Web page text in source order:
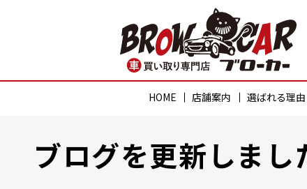
HOME 店舗案内 選ばれる理由
ブログを更新しま